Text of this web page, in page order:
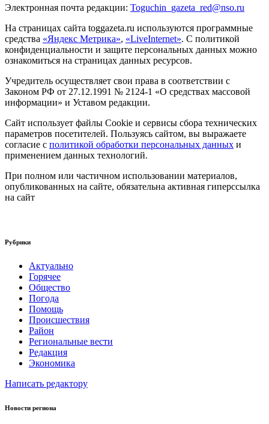
Электронная почта редакции: Toguchin gazeta red@nso.ru
На страницах сайта toggazeta.ru используются программные
средства «Яндекс Метрика», «LiveInternet». С политикой
конфиденциальности и защите персональных данных можно
ознакомиться на страницах данных ресурсов.
Учредитель осуществляет свои права в соответствии с
Законом РФ от 27.12.1991 № 2124-1 «О средствах массовой
информации» и Уставом редакции.
Сайт использует файлы Cookie и сервисы сбора технических
параметров посетителей. Пользуясь сайтом, вы выражаете
согласие с политикой обработки персональных данных и
применением данных технологий.
При полном или частичном использовании материалов,
опубликованных на сайте, обязательна активная гиперссылка
на сайт
Рубрики
Актуально
Горячее
Общество
Погода
Помощь
Происшествия
Район
Региональные вести
Редакция
Экономика
Написать редактору
Новости региона